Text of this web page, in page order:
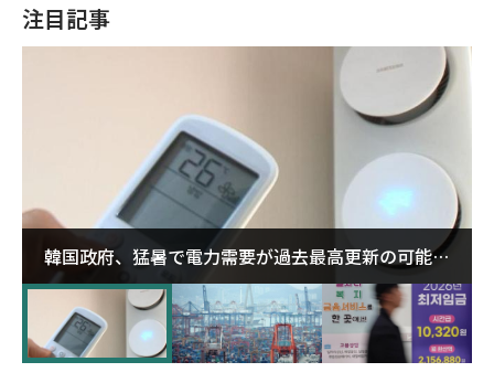
注目記事
韓国政府、猛暑で電力需要が過去最高更新の可能性
に需給対応体制を点検